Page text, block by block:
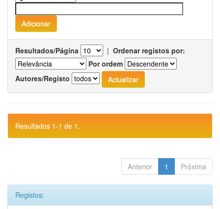
Resultados/Página | Ordenar registos por:
Por ordem
Autores/Registo
Resultados 1-1 de 1.
Anterior 1 Próxima
Registos: